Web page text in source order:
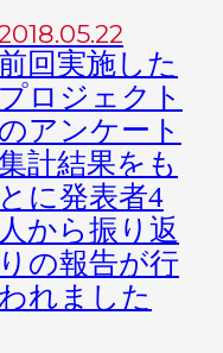
回実施した
プロジェクト
のアンケート
計結果をも
とに発表者4
人から振り返
りの報告が行
われました